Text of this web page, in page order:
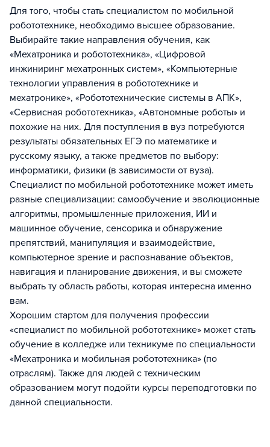
Для того, чтобы стать специалистом по мобильной
робототехнике, необходимо высшее образование.
Выбирайте такие направления обучения, как
«Мехатроника и робототехника», «Цифровой
инжиниринг мехатронных систем», «Компьютерные
технологии управления в робототехнике и
мехатронике», «Робототехнические системы в АПК»,
«Сервисная робототехника», «Автономные роботы» и
похожие на них. Для поступления в вуз потребуются
результаты обязательных ЕГЭ по математике и
русскому языку, а также предметов по выбору:
информатики, физики (в зависимости от вуза).
Специалист по мобильной робототехнике может иметь
разные специализации: самообучение и эволюционные
алгоритмы, промышленные приложения, ИИ и
машинное обучение, сенсорика и обнаружение
препятствий, манипуляция и взаимодействие,
компьютерное зрение и распознавание объектов,
навигация и планирование движения, и вы сможете
выбрать ту область работы, которая интересна именно
вам.
Хорошим стартом для получения профессии
«специалист по мобильной робототехнике» может стать
обучение в колледже или техникуме по специальности
«Мехатроника и мобильная робототехника» (по
отраслям). Также для людей с техническим
образованием могут подойти курсы переподготовки по
данной специальности.